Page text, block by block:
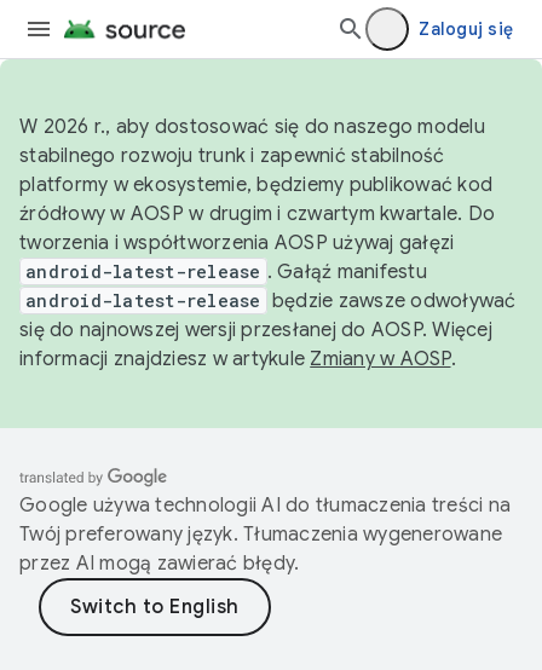
Zaloguj się
W 2026 r., aby dostosować się do naszego modelu
stabilnego rozwoju trunk i zapewnić stabilność
platformy w ekosystemie, będziemy publikować kod
źródłowy w AOSP w drugim i czwartym kwartale. Do
tworzenia i współtworzenia AOSP używaj gałęzi
android-latest-release . Gałąź manifestu
android-latest-release będzie zawsze odwoływać
się do najnowszej wersji przesłanej do AOSP. Więcej
informacji znajdziesz w artykule Zmiany w AOSP.
Google używa technologii AI do tłumaczenia treści na
Twój preferowany język. Tłumaczenia wygenerowane
przez AI mogą zawierać błędy.